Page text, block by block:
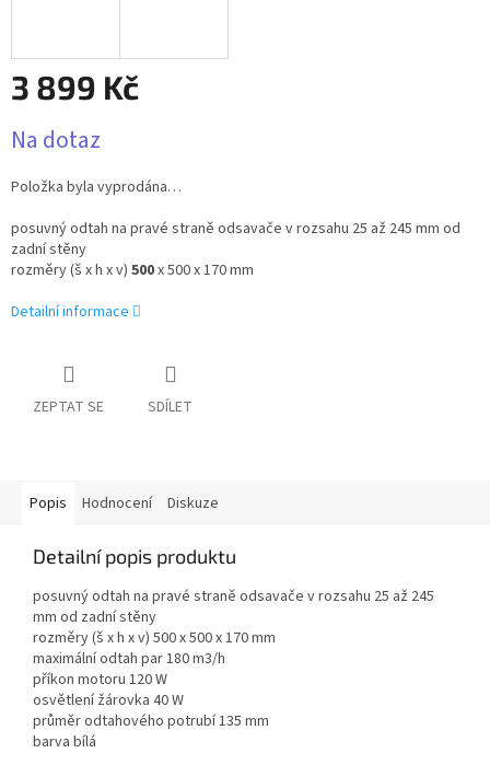
3 899 Kč
cena:
Na dotaz
Položka byla vyprodána…
posuvný odtah na pravé straně odsavače v rozsahu 25 až 245 mm od
zadní stěny
rozměry (š x h x v) 500x 500 x 170 mm
Detailní informace
ZEPTAT SE SDÍLET
Popis Hodnocení Diskuze
Detailní popis produktu
posuvný odtah na pravé straně odsavače v rozsahu 25 až 245
mm od zadní stěny
rozměry (š x h x v) 500 x 500 x 170 mm
maximální odtah par 180 m3/h
příkon motoru 120 W
osvětlení žárovka 40 W
průměr odtahového potrubí 135 mm
barva bílá